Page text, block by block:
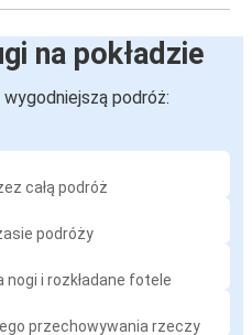
na pokładzie
wygodniejszą podróż:
całą podróż
podróży
i rozkładane fotele
przechowywania rzeczy